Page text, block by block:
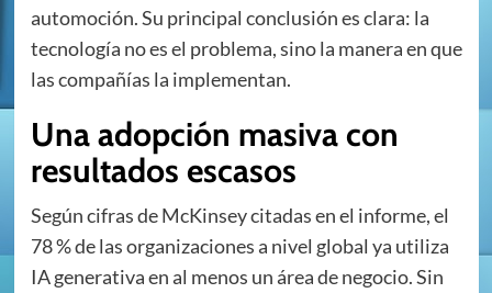
automoción. Su principal conclusión es clara: la
tecnología no es el problema, sino la manera en que
las compañías la implementan.
Una adopción masiva con
resultados escasos
Según cifras de McKinsey citadas en el informe, el
78 % de las organizaciones a nivel global ya utiliza
IA generativa en al menos un área de negocio. Sin